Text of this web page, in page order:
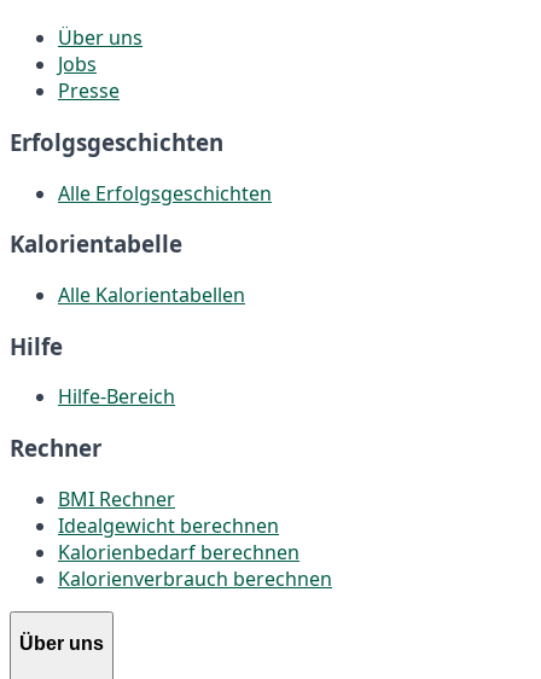
Über uns
Jobs
Presse
Erfolgsgeschichten
Alle Erfolgsgeschichten
Kalorientabelle
Alle Kalorientabellen
Hilfe
Hilfe-Bereich
Rechner
BMI Rechner
Idealgewicht berechnen
Kalorienbedarf berechnen
Kalorienverbrauch berechnen
Über uns